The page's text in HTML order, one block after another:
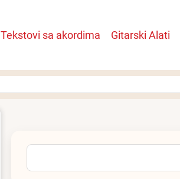
Tekstovi sa akordima Gitarski Alati